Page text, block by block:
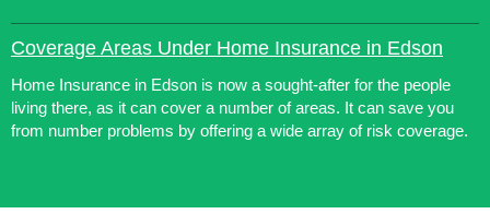
Coverage Areas Under Home Insurance in Edson
Home Insurance in Edson is now a sought-after for the people
living there, as it can cover a number of areas. It can save you
from number problems by offering a wide array of risk coverage.